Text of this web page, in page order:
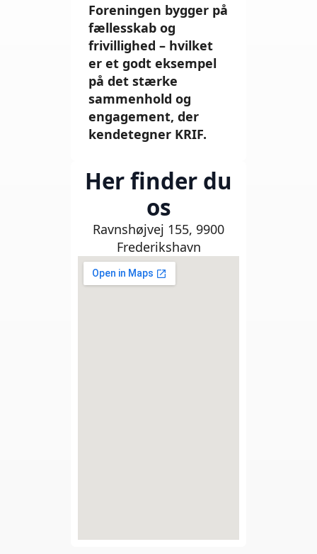
Foreningen bygger på
fællesskab og
frivillighed – hvilket
er et godt eksempel
på det stærke
sammenhold og
engagement, der
kendetegner KRIF.
Her finder du
os
Ravnshøjvej 155, 9900
Frederikshavn